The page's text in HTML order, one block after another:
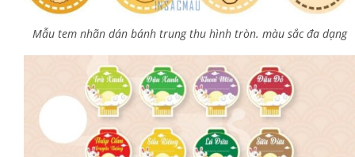
Mẫu tem nhãn dán bánh trung thu hình tròn. màu sắc đa dạng